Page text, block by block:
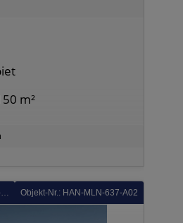
m²
Sa Rapita: Erdgeschoss-Wohnungen mit 3 Schlafzimmern, 2 Bädern, privatem Garten, Klimaanlage und Gemeinschaftspool Objekt-Nr.: HAN-MLN-637-A02